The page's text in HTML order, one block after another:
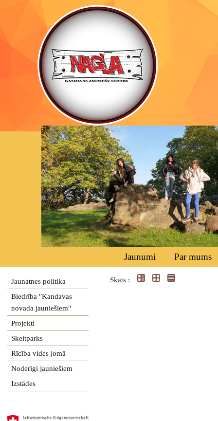
Jaunumi Par mums
Jaunatnes politika
Biedrība "Kandavas
novada jauniešiem"
Projekti
Skeitparks
Rīcība vides jomā
Noderīgi jauniešiem
Izstādes
Skats :